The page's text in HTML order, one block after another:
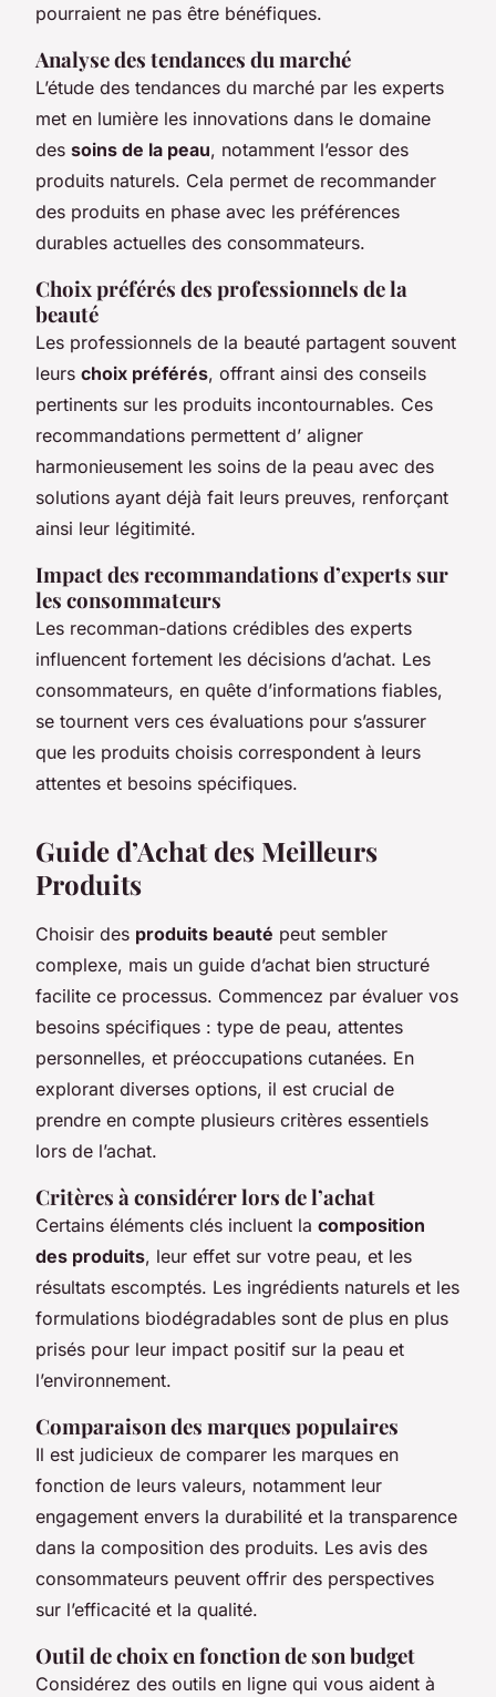
pourraient ne pas être bénéfiques.
Analyse des tendances du marché
L’étude des tendances du marché par les experts
met en lumière les innovations dans le domaine
des soins de la peau, notamment l’essor des
produits naturels. Cela permet de recommander
des produits en phase avec les préférences
durables actuelles des consommateurs.
Choix préférés des professionnels de la
beauté
Les professionnels de la beauté partagent souvent
leurs choix préférés, offrant ainsi des conseils
pertinents sur les produits incontournables. Ces
recommandations permettent d’ aligner
harmonieusement les soins de la peau avec des
solutions ayant déjà fait leurs preuves, renforçant
ainsi leur légitimité.
Impact des recommandations d’experts sur
les consommateurs
Les recomman-dations crédibles des experts
influencent fortement les décisions d’achat. Les
consommateurs, en quête d’informations fiables,
se tournent vers ces évaluations pour s’assurer
que les produits choisis correspondent à leurs
attentes et besoins spécifiques.
Guide d’Achat des Meilleurs
Produits
Choisir des produits beauté peut sembler
complexe, mais un guide d’achat bien structuré
facilite ce processus. Commencez par évaluer vos
besoins spécifiques : type de peau, attentes
personnelles, et préoccupations cutanées. En
explorant diverses options, il est crucial de
prendre en compte plusieurs critères essentiels
lors de l’achat.
Critères à considérer lors de l’achat
Certains éléments clés incluent la composition
des produits, leur effet sur votre peau, et les
résultats escomptés. Les ingrédients naturels et les
formulations biodégradables sont de plus en plus
prisés pour leur impact positif sur la peau et
l’environnement.
Comparaison des marques populaires
Il est judicieux de comparer les marques en
fonction de leurs valeurs, notamment leur
engagement envers la durabilité et la transparence
dans la composition des produits. Les avis des
consommateurs peuvent offrir des perspectives
sur l’efficacité et la qualité.
Outil de choix en fonction de son budget
Considérez des outils en ligne qui vous aident à